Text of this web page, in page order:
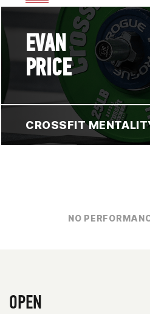
EVAN
PRICE
CROSSFIT
NO
OPEN